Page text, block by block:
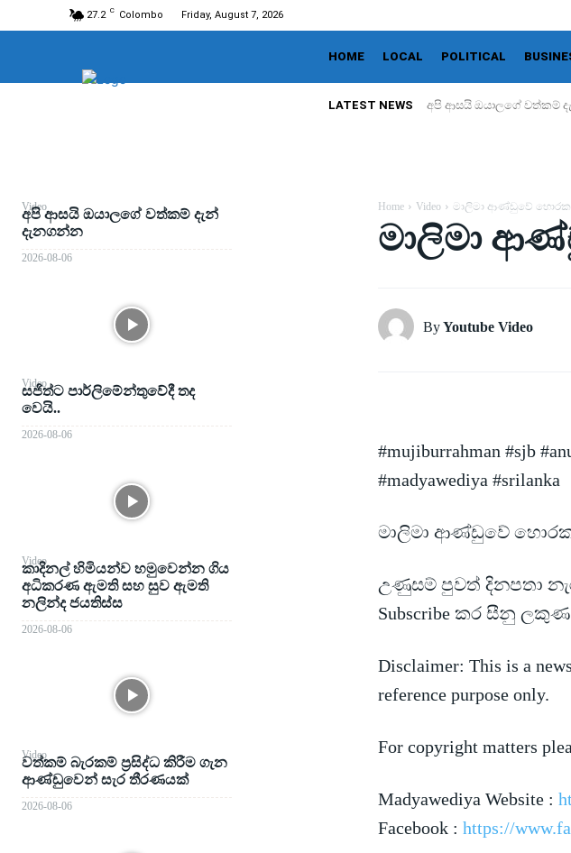
27.2 C Colombo Friday, August 7, 2026
HOME LOCAL POLITICAL
LATEST NEWS අපි ආසයි ඔයාලගේ වත්කම්
Video
අපි ආසයි ඔයාලගේ වත්කම් දැන්
දැනගන්න
2026-08-06
Video
සජිත්ට පාර්ලිමේන්තුවේදී තද
වෙයි..
2026-08-06
Video
කාදිනල් හිමියන්ව හමුවෙන්න ගිය
අධිකරණ ඇමති සහ සුව ඇමති
නලින්ද ජයතිස්ස
2026-08-06
Video
වත්කම් බැරකම් ප්‍රසිද්ධ කිරීම ගැන
ආණ්ඩුවෙන් සැර තීරණයක්
2026-08-06
Home Video මාලිමා ආණ්ඩුවේ
මාලිමා
ByYoutube Video
#mujiburrahman #sjb
#madyawediya #srilanka
මාලිමා ආණ්ඩුවේ
උණුසම් පුවත් දිනපතා
Subscribe කර සීනු
Disclaimer: This is a
reference purpose only.
For copyright matters
Madyawediya Website :
Facebook : https://